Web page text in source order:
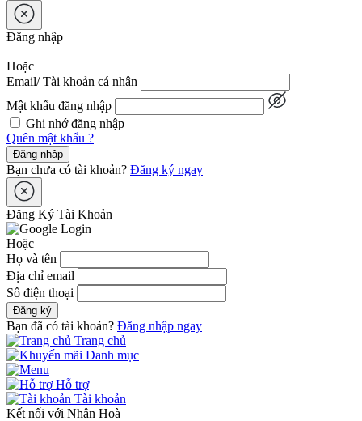
Đăng nhập
Hoặc
Email/ Tài khoản cá nhân
Mật khẩu đăng nhập
Ghi nhớ đăng nhập
Quên mật khẩu ?
Đăng nhập
Bạn chưa có tài khoản? Đăng ký ngay
Đăng Ký Tài Khoản
Hoặc
Họ và tên
Địa chỉ email
Số điện thoại
Đăng ký
Bạn đã có tài khoản? Đăng nhập ngay
Trang chủ
Danh mục
Hỗ trợ
Tài khoản
Kết nối với Nhân Hoà